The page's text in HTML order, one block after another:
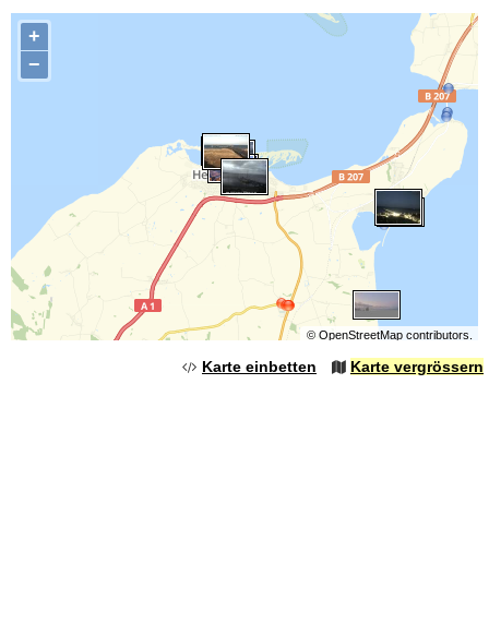
+
−
© OpenStreetMapcontributors.
Karte einbetten Karte vergrössern